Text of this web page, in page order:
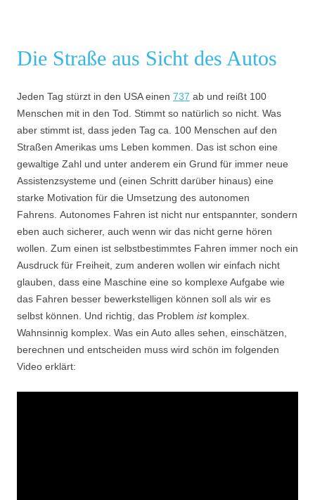
Die Straße aus Sicht des Autos
Jeden Tag stürzt in den USA einen 737 ab und reißt 100
Menschen mit in den Tod. Stimmt so natürlich so nicht. Was
aber stimmt ist, dass jeden Tag ca. 100 Menschen auf den
Straßen Amerikas ums Leben kommen. Das ist schon eine
gewaltige Zahl und unter anderem ein Grund für immer neue
Assistenzsysteme und (einen Schritt darüber hinaus) eine
starke Motivation für die Umsetzung des autonomen
Fahrens. Autonomes Fahren ist nicht nur entspannter, sondern
eben auch sicherer, auch wenn wir das nicht gerne hören
wollen. Zum einen ist selbstbestimmtes Fahren immer noch ein
Ausdruck für Freiheit, zum anderen wollen wir einfach nicht
glauben, dass eine Maschine eine so komplexe Aufgabe wie
das Fahren besser bewerkstelligen können soll als wir es
selbst können. Und richtig, das Problem istkomplex.
Wahnsinnig komplex. Was ein Auto alles sehen, einschätzen,
berechnen und entscheiden muss wird schön im folgenden
Video erklärt: